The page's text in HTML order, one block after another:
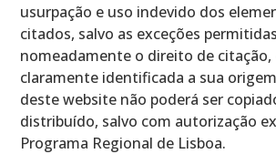
usurpação e uso indevido dos
citados, salvo as exceções
nomeadamente o direito de citação,
claramente identificada a sua
deste website não poderá ser
distribuído, salvo com autorização
Programa Regional de Lisboa.